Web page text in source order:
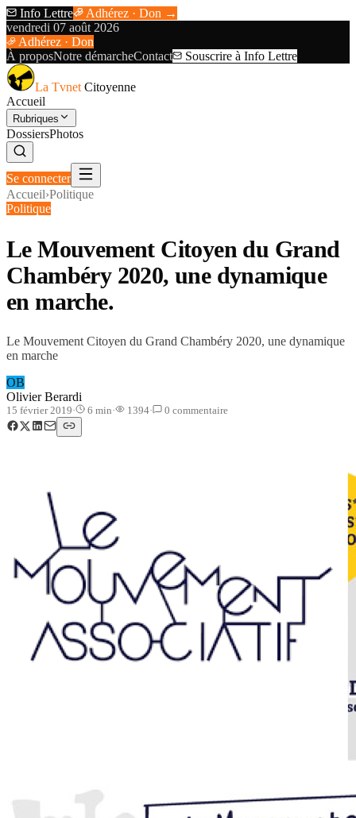
Info Lettre
Adhérez · Don →
vendredi 07 août 2026
Adhérez · Don
À proposNotre démarcheContact Souscrire à Info Lettre
La Tvnet Citoyenne
Accueil
Rubriques
DossiersPhotos
Se connecter
Accueil›Politique
Politique
Le Mouvement Citoyen du Grand
Chambéry 2020, une dynamique
en marche.
Le Mouvement Citoyen du Grand Chambéry 2020, une dynamique
en marche
OB
Olivier Berardi
15 février 2019· 6 min· 1394· 0 commentaire